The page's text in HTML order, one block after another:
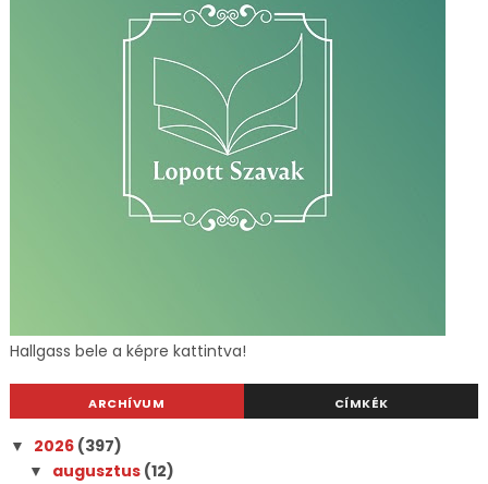
Hallgass bele a képre kattintva!
ARCHÍVUM CÍMKÉK
▼ 2026 (397)
▼ augusztus (12)